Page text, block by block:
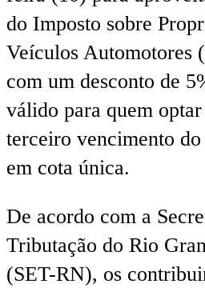
do Imposto sobre
Veículos Automotores
com um desconto de
válido para quem
terceiro vencimento
em cota única.
De acordo com a
Tributação do Rio
(SET-RN), os